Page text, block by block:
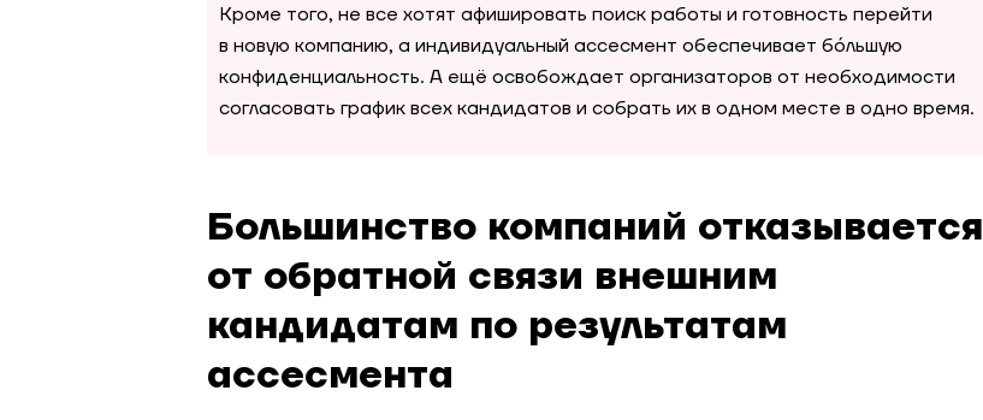
Кроме того, не все хотят афишировать поиск работы и готовность перейти
в новую компанию, а индивидуальный ассесмент обеспечивает бóльшую
конфиденциальность. А ещё освобождает организаторов от необходимости
согласовать график всех кандидатов и собрать их в одном месте в одно время.
Большинство компаний отказывается
от обратной связи внешним
кандидатам по результатам
ассесмента